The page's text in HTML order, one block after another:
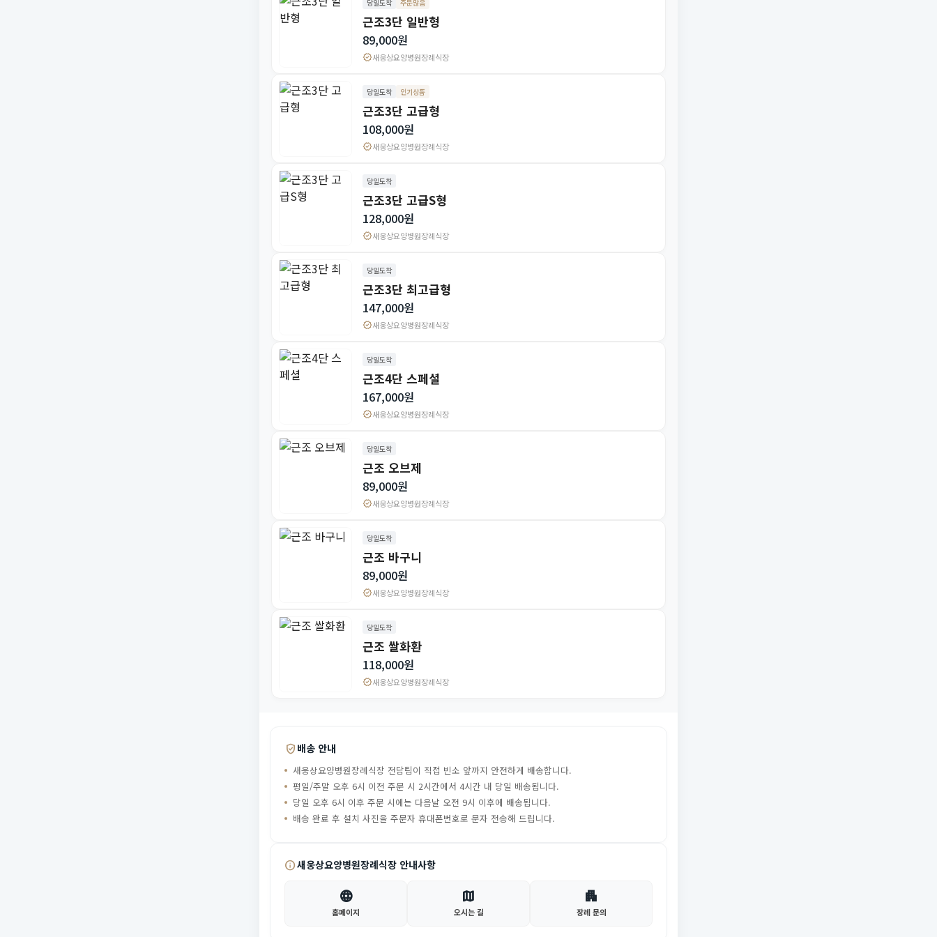
당일도착 주문많음
근조3단 일반형
89,000원
verified새웅상요양병원장례식장
당일도착 인기상품
근조3단 고급형
108,000원
verified새웅상요양병원장례식장
당일도착
근조3단 고급S형
128,000원
verified새웅상요양병원장례식장
당일도착
근조3단 최고급형
147,000원
verified새웅상요양병원장례식장
당일도착
근조4단 스페셜
167,000원
verified새웅상요양병원장례식장
당일도착
근조 오브제
89,000원
verified새웅상요양병원장례식장
당일도착
근조 바구니
89,000원
verified새웅상요양병원장례식장
당일도착
근조 쌀화환
118,000원
verified새웅상요양병원장례식장
verified_user 배송 안내
새웅상요양병원장례식장 전담팀이 직접 빈소 앞까지 안전하게 배송합니다.
평일/주말 오후 6시 이전 주문 시 2시간에서 4시간 내 당일 배송됩니다.
당일 오후 6시 이후 주문 시에는 다음날 오전 9시 이후에 배송됩니다.
배송 완료 후 설치 사진을 주문자 휴대폰번호로 문자 전송해 드립니다.
info새웅상요양병원장례식장 안내사항
language
홈페이지
map
오시는 길
apartment
장례 문의